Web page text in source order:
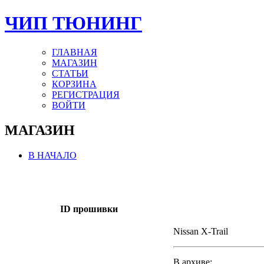
ЧИП ТЮНИНГ
ГЛАВНАЯ
МАГАЗИН
СТАТЬИ
КОРЗИНА
РЕГИСТРАЦИЯ
ВОЙТИ
МАГАЗИН
В НАЧАЛО
ID прошивки
Nissan X-Trail
В архиве: